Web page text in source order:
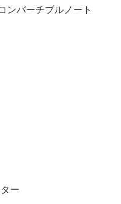
ンバーチブルノート
ー